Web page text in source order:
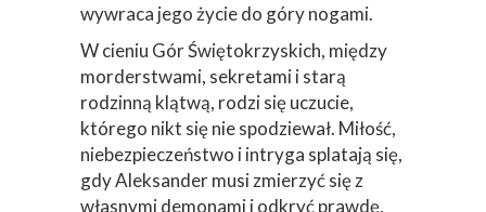
wywraca jego życie do góry nogami.
W cieniu Gór Świętokrzyskich, między
morderstwami, sekretami i starą
rodzinną klątwą, rodzi się uczucie,
którego nikt się nie spodziewał. Miłość,
niebezpieczeństwo i intryga splatają się,
gdy Aleksander musi zmierzyć się z
własnymi demonami i odkryć prawdę,